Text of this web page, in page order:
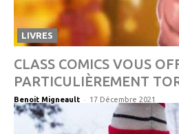
LIVRES
CLASS COMICS VOUS
PARTICULIÈREMENT
Benoit Migneault - 17 Décembre 2021